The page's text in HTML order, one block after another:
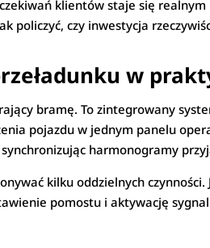
klientów staje się
policzyć, czy inwestycja
w
bramę. To zintegrowany
pojazdu w jednym panelu
harmonogramy
kilku oddzielnych
pomostu i aktywację